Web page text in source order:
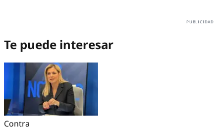
Te puede interesar
Contra